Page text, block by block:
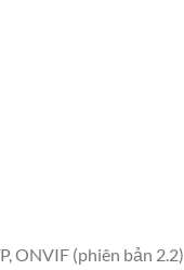
ONVIF (phiên bản 2.2)